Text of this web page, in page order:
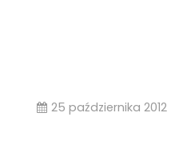
25 października 2012